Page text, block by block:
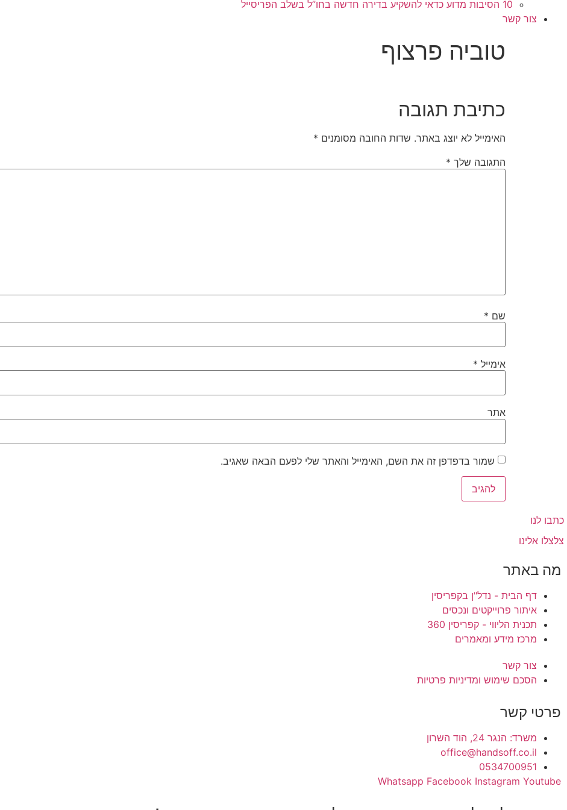
10 הסיבות מדוע כדאי להשקיע בדירה חדשה בחו”ל בשלב הפריסייל
צור קשר
טוביה פרצוף
כתיבת תגובה
האימייל לא יוצג באתר. שדות החובה מסומנים *
התגובה שלך *
שם *
אימייל *
אתר
שמור בדפדפן זה את השם, האימייל והאתר שלי לפעם הבאה שאגיב.
כתבו לנו
צלצלו אלינו
מה באתר
דף הבית - נדל"ן בקפריסין
איתור פרוייקטים ונכסים
תכנית הליווי - קפריסין 360
מרכז מידע ומאמרים
צור קשר
הסכם שימוש ומדיניות פרטיות
פרטי קשר
משרד: הנגר 24, הוד השרון
office@handsoff.co.il
0534700951
Whatsapp Facebook Instagram Youtube